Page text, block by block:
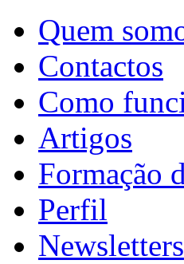
Quem
Contactos
Como
Artigos
Formação
Perfil
Newsletters